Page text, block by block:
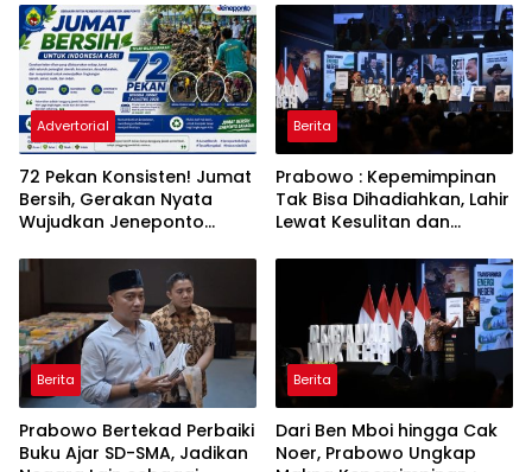
PLN
Babakan Madang
Advertorial
72 Pekan Konsisten! Jumat
Bersih, Gerakan Nyata
Wujudkan Jeneponto
ASRI
Berita
Prabowo : Kepemimpinan
Tak Bisa Dihadiahkan, Lahir
Lewat Kesulitan dan
Berita
Prabowo Bertekad Perbaiki
Buku Ajar SD-SMA, Jadikan
Berita
Dari Ben Mboi hingga Cak
Noer, Prabowo Ungkap